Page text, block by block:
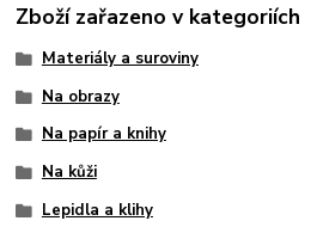
Zboží zařazeno v kategoriích
Materiály a suroviny
Na obrazy
Na papír a knihy
Na kůži
Lepidla a klihy